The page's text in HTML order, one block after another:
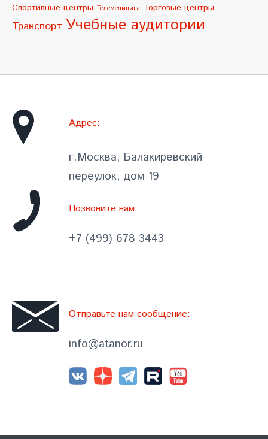
Спортивные центры Телемедицина Торговые центры
Транспорт Учебные аудитории
Адрес:
г.Москва, Балакиревский
переулок, дом 19
Позвоните нам:
+7 (499) 678 3443
Отправьте нам сообщение:
info@atanor.ru